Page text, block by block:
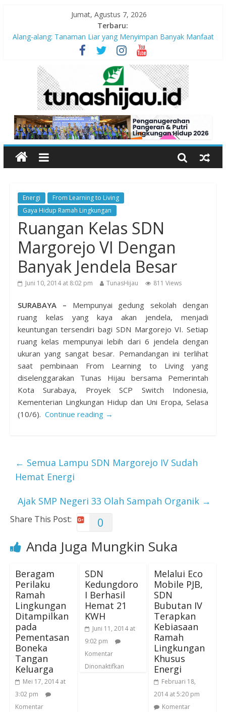
Jumat, Agustus 7, 2026
Terbaru:
Alang-alang: Tanaman Liar yang Menyimpan Banyak Manfaat
Peran Kritis Pendidik Saat Guncangan Gempa Terjadi
Sekolah Aman Gempa
Hari Anak Nasional 2026: Memastikan Setiap Anak Indonesia
Tumbuh Aman, Sehat, dan Bahagia
“Pengurangan Risiko Bencana Gempa” Webinar Nasional
Seri#305, Sabtu 18 Juli 2026
Energi
From Learning to Living
Gaya Hidup Ramah Lingkungan
Ruangan Kelas SDN
Margorejo VI Dengan
Banyak Jendela Besar
Juni 10, 2014 at 8:02 pm TunasHijau 811 Views
SURABAYA – Mempunyai gedung sekolah dengan
ruang kelas yang kaya akan jendela, menjadi
keuntungan tersendiri bagi SDN Margorejo VI. Setiap
ruang kelas mempunyai lebih dari 6 jendela dengan
ukuran yang sangat besar. Pemandangan ini terlihat
saat pembinaan From Learning to Living yang
diselenggarakan Tunas Hijau bersama Pemerintah
Kota Surabaya, Proyek SCP Switch Indonesia,
Kementerian Lingkungan Hidup dan Uni Eropa, Selasa
(10/6). Continue reading →
← Semua Lampu SDN Margorejo IV Sudah
Hemat Energi
Ajak SMP Negeri 33 Olah Sampah Organik →
Share This Post: 0
Anda Juga Mungkin Suka
Beragam
Perilaku
Ramah
Lingkungan
Ditampilkan
pada
Pementasan
Boneka
Tangan
Keluarga
Mei 17, 2014 at
3:02 pm
Komentar
SDN
Kedungdoro
I Berhasil
Hemat 21
KWH
Juni 11, 2014 at
9:02 pm
Komentar
Dinonaktifkan
Melalui Eco
Mobile PJB,
SDN
Bubutan IV
Terapkan
Kebiasaan
Ramah
Lingkungan
Khusus
Energi
Februari 18,
2014 at 5:20 pm
Komentar